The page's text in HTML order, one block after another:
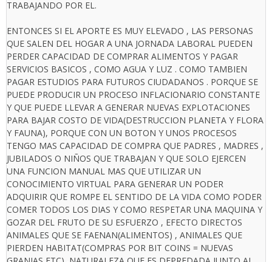
TRABAJANDO POR EL.
ENTONCES SI EL APORTE ES MUY ELEVADO , LAS PERSONAS
QUE SALEN DEL HOGAR A UNA JORNADA LABORAL PUEDEN
PERDER CAPACIDAD DE COMPRAR ALIMENTOS Y PAGAR
SERVICIOS BASICOS , COMO AGUA Y LUZ . COMO TAMBIEN
PAGAR ESTUDIOS PARA FUTUROS CIUDADANOS . PORQUE SE
PUEDE PRODUCIR UN PROCESO INFLACIONARIO CONSTANTE
Y QUE PUEDE LLEVAR A GENERAR NUEVAS EXPLOTACIONES
PARA BAJAR COSTO DE VIDA(DESTRUCCION PLANETA Y FLORA
Y FAUNA), PORQUE CON UN BOTON Y UNOS PROCESOS
TENGO MAS CAPACIDAD DE COMPRA QUE PADRES , MADRES ,
JUBILADOS O NIÑOS QUE TRABAJAN Y QUE SOLO EJERCEN
UNA FUNCION MANUAL MAS QUE UTILIZAR UN
CONOCIMIENTO VIRTUAL PARA GENERAR UN PODER
ADQUIRIR QUE ROMPE EL SENTIDO DE LA VIDA COMO PODER
COMER TODOS LOS DIAS Y COMO RESPETAR UNA MAQUINA Y
GOZAR DEL FRUTO DE SU ESFUERZO , EFECTO DIRECTOS
ANIMALES QUE SE FAENAN(ALIMENTOS) , ANIMALES QUE
PIERDEN HABITAT(COMPRAS POR BIT COINS = NUEVAS